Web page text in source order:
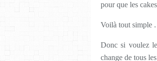
pour que les
Voilà tout simple .
Donc si voulez
change de tous